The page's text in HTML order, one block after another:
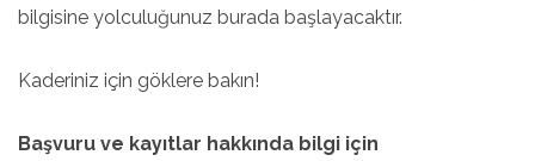
bilgisine yolculuğunuz burada başlayacaktır.
Kaderiniz için göklere bakın!
Başvuru ve kayıtlar hakkında bilgi için